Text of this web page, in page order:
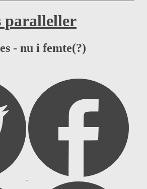
paralleller
- nu i femte(?)